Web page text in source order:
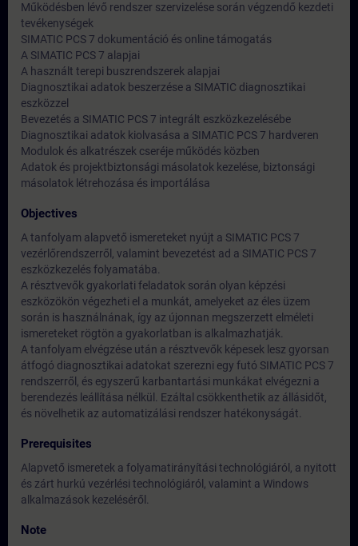
Működésben lévő rendszer szervizelése során végzendő kezdeti
tevékenységek
SIMATIC PCS 7 dokumentáció és online támogatás
A SIMATIC PCS 7 alapjai
A használt terepi buszrendszerek alapjai
Diagnosztikai adatok beszerzése a SIMATIC diagnosztikai
eszközzel
Bevezetés a SIMATIC PCS 7 integrált eszközkezelésébe
Diagnosztikai adatok kiolvasása a SIMATIC PCS 7 hardveren
Modulok és alkatrészek cseréje működés közben
Adatok és projektbiztonsági másolatok kezelése, biztonsági
másolatok létrehozása és importálása
Objectives
A tanfolyam alapvető ismereteket nyújt a SIMATIC PCS 7
vezérlőrendszerről, valamint bevezetést ad a SIMATIC PCS 7
eszközkezelés folyamatába.
A résztvevők gyakorlati feladatok során olyan képzési
eszközökön végezheti el a munkát, amelyeket az éles üzem
során is használnának, így az újonnan megszerzett elméleti
ismereteket rögtön a gyakorlatban is alkalmazhatják.
A tanfolyam elvégzése után a résztvevők képesek lesz gyorsan
átfogó diagnosztikai adatokat szerezni egy futó SIMATIC PCS 7
rendszerről, és egyszerű karbantartási munkákat elvégezni a
berendezés leállítása nélkül. Ezáltal csökkenthetik az állásidőt,
és növelhetik az automatizálási rendszer hatékonyságát.
Prerequisites
Alapvető ismeretek a folyamatirányítási technológiáról, a nyitott
és zárt hurkú vezérlési technológiáról, valamint a Windows
alkalmazások kezeléséről.
Note